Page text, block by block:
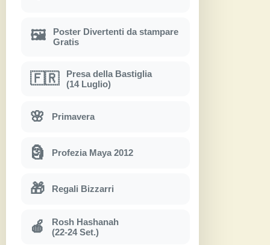
🖼
Poster Divertenti da stampare
Gratis
🇫🇷
Presa della Bastiglia
(14 Luglio)
🌸 Primavera
🗿 Profezia Maya 2012
🎁 Regali Bizzarri
🍎
Rosh Hashanah
(22-24 Set.)